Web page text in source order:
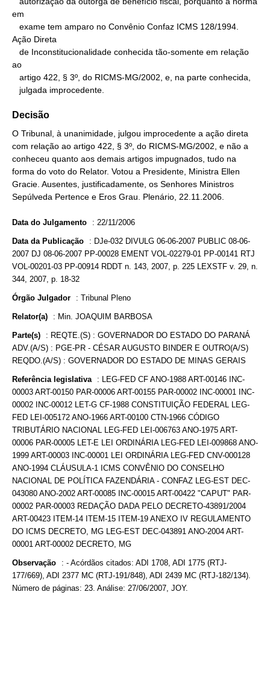
em
Ação Direta
ao
   julgada improcedente.
Decisão
O Tribunal, à unanimidade, julgou improcedente a ação direta
com relação ao artigo 422, § 3º, do RICMS-MG/2002, e não a
conheceu quanto aos demais artigos impugnados, tudo na
forma do voto do Relator. Votou a Presidente, Ministra Ellen
Gracie. Ausentes, justificadamente, os Senhores Ministros
Sepúlveda Pertence e Eros Grau. Plenário, 22.11.2006.
Data do Julgamento : 22/11/2006
Data da Publicação : DJe-032 DIVULG 06-06-2007 PUBLIC 08-06-
2007 DJ 08-06-2007 PP-00028 EMENT VOL-02279-01 PP-00141 RTJ
VOL-00201-03 PP-00914 RDDT n. 143, 2007, p. 225 LEXSTF v. 29, n.
344, 2007, p. 18-32
Órgão Julgador : Tribunal Pleno
Relator(a) : Min. JOAQUIM BARBOSA
Parte(s) : REQTE.(S) : GOVERNADOR DO ESTADO DO PARANÁ
ADV.(A/S) : PGE-PR - CÉSAR AUGUSTO BINDER E OUTRO(A/S)
REQDO.(A/S) : GOVERNADOR DO ESTADO DE MINAS GERAIS
Referência legislativa : LEG-FED CF ANO-1988 ART-00146 INC-
00003 ART-00150 PAR-00006 ART-00155 PAR-00002 INC-00001 INC-
00002 INC-00012 LET-G CF-1988 CONSTITUIÇÃO FEDERAL LEG-
FED LEI-005172 ANO-1966 ART-00100 CTN-1966 CÓDIGO
TRIBUTÁRIO NACIONAL LEG-FED LEI-006763 ANO-1975 ART-
00006 PAR-00005 LET-E LEI ORDINÁRIA LEG-FED LEI-009868 ANO-
1999 ART-00003 INC-00001 LEI ORDINÁRIA LEG-FED CNV-000128
ANO-1994 CLÁUSULA-1 ICMS CONVÊNIO DO CONSELHO
NACIONAL DE POLÍTICA FAZENDÁRIA - CONFAZ LEG-EST DEC-
043080 ANO-2002 ART-00085 INC-00015 ART-00422 "CAPUT" PAR-
00002 PAR-00003 REDAÇÃO DADA PELO DECRETO-43891/2004
ART-00423 ITEM-14 ITEM-15 ITEM-19 ANEXO IV REGULAMENTO
DO ICMS DECRETO, MG LEG-EST DEC-043891 ANO-2004 ART-
00001 ART-00002 DECRETO, MG
Observação : - Acórdãos citados: ADI 1708, ADI 1775 (RTJ-
177/669), ADI 2377 MC (RTJ-191/848), ADI 2439 MC (RTJ-182/134).
Número de páginas: 23. Análise: 27/06/2007, JOY.